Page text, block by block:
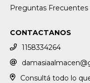
Preguntas Frecuentes
CONTACTANOS
1158334264
Consultá todo lo